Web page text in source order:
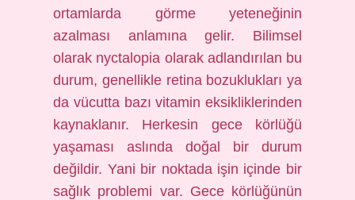
ortamlarda görme yeteneğinin
azalması anlamına gelir. Bilimsel
olarak nyctalopia olarak adlandırılan bu
durum, genellikle retina bozuklukları ya
da vücutta bazı vitamin eksikliklerinden
kaynaklanır. Herkesin gece körlüğü
yaşaması aslında doğal bir durum
değildir. Yani bir noktada işin içinde bir
sağlık problemi var. Gece körlüğünün